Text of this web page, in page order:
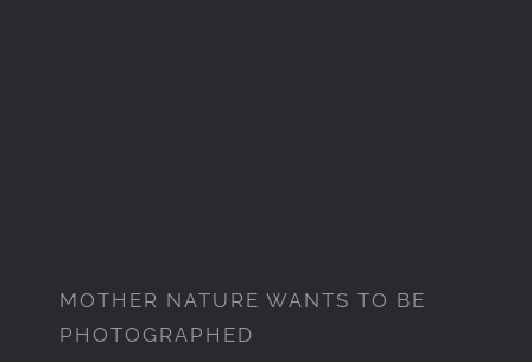
MOTHER NATURE WANTS TO BE
PHOTOGRAPHED